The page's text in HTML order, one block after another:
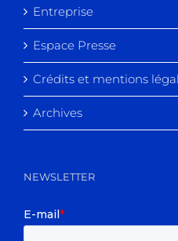
Entreprise
Espace Presse
Crédits et mentions
Archives
NEWSLETTER